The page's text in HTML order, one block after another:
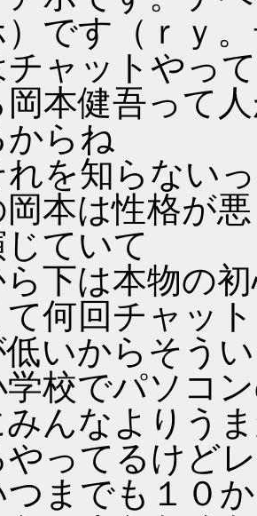
）です（ｒｙ
チャットやっ
岡本健吾って
からね
れを知らない
岡本は性格が
ていて
ら下は本物の
て何回チャッ
低いからそう
校でパソコ
んなよりう
やってるけど
つまでも１０